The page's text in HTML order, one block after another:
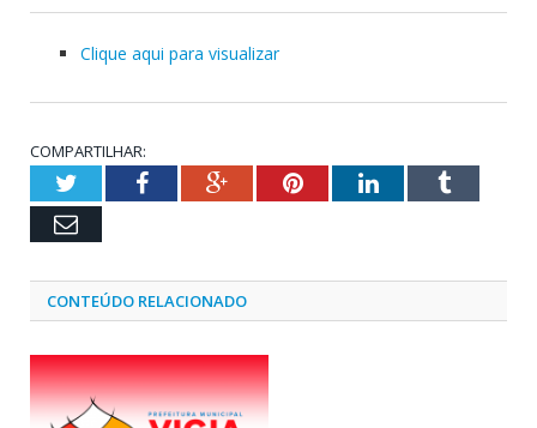
Clique aqui para visualizar
COMPARTILHAR:
TwitterFacebookGoogle+PinterestLinkedInTumblr
Email
CONTEÚDO RELACIONADO